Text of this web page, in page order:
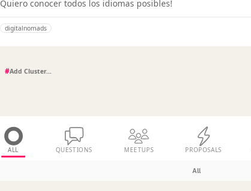
Quiero conocer todos los idiomas posibles!
digitalnomads
#
ALL QUESTIONS MEETUPS PROPOSALS
All